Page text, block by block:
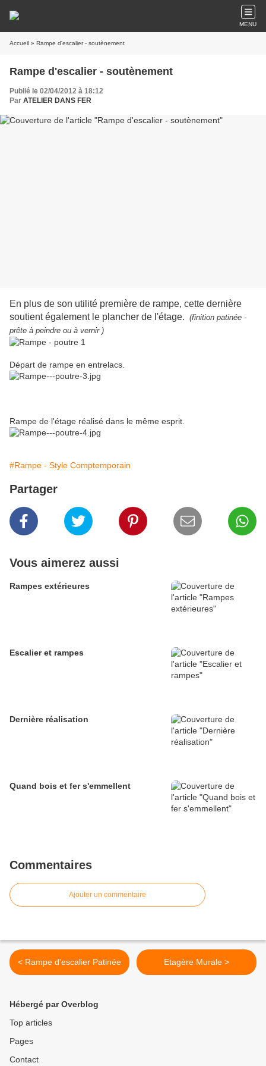
MENU
Accueil » Rampe d'escalier - soutènement
Rampe d'escalier - soutènement
Publié le 02/04/2012 à 18:12
Par ATELIER DANS FER
En plus de son utilité première de rampe, cette dernière
soutient également le plancher de l'étage. (finition patinée -
prête à peindre ou à vernir )
Départ de rampe en entrelacs.
Rampe de l'étage réalisé dans le même esprit.
#Rampe - Style Comptemporain
Partager
Vous aimerez aussi
Rampes extérieures
Escalier et rampes
Dernière réalisation
Quand bois et fer s'emmellent
Commentaires
Ajouter un commentaire
< Rampe d'escalier Patinée Etagère Murale >
Hébergé par Overblog
Top articles
Pages
Contact